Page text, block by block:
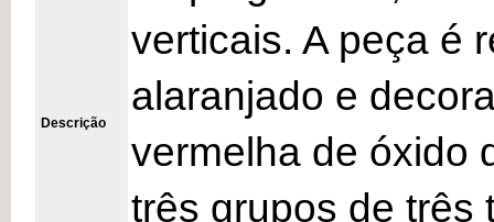
Descrição
verticais. A peça é
alaranjado e
vermelha de óxido
três grupos de três